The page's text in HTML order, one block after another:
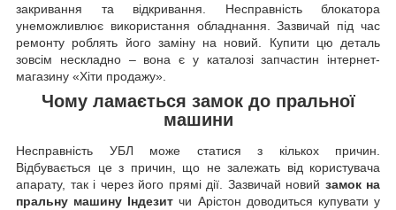
закривання та відкривання. Несправність блокатора
унеможливлює використання обладнання. Зазвичай під час
ремонту роблять його заміну на новий. Купити цю деталь
зовсім нескладно – вона є у каталозі запчастин інтернет-
магазину «Хіти продажу».
Чому ламається замок допральної
машини
Несправність УБЛ може статися з кількох причин.
Відбувається це з причин, що не залежать від користувача
апарату, так і через його прямі дії. Зазвичай новий замок на
пральну машину Індезитчи Арістон доводиться купувати у